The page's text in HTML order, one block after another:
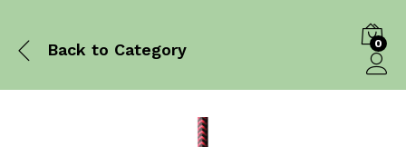
Back to Category 0